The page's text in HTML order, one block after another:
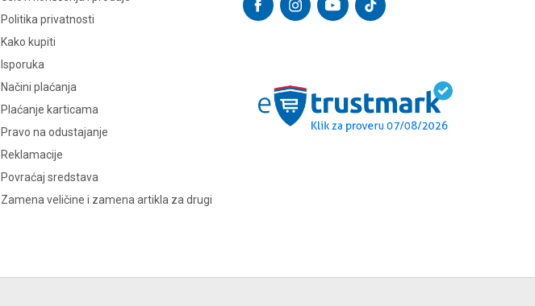
Politika privatnosti
Kako kupiti
Isporuka
Načini plaćanja
Plaćanje karticama
Pravo na odustajanje
Reklamacije
Povraćaj sredstava
Zamena veličine i zamena artikla za drugi